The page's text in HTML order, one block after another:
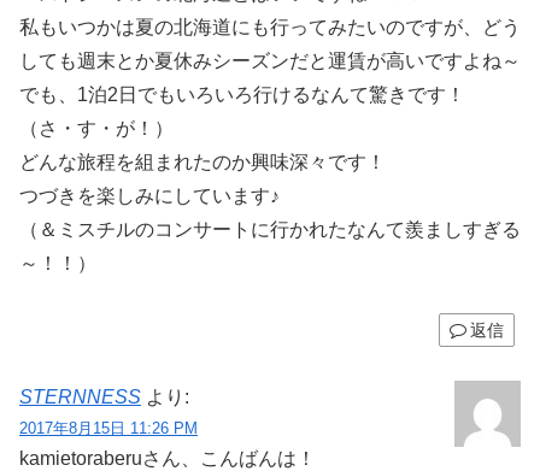
私もいつかは夏の北海道にも行ってみたいのですが、どう
しても週末とか夏休みシーズンだと運賃が高いですよね～
でも、1泊2日でもいろいろ行けるなんて驚きです！
（さ・す・が！）
どんな旅程を組まれたのか興味深々です！
つづきを楽しみにしています♪
（＆ミスチルのコンサートに行かれたなんて羨ましすぎる
～！！）
返信
STERNNESS より:
2017年8月15日 11:26 PM
kamietoraberuさん、こんばんは！